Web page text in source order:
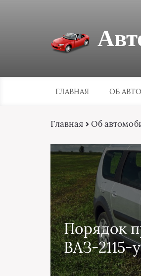
ГЛАВНАЯ ОБ
Главная Об
Порядок
ВАЗ-2115-